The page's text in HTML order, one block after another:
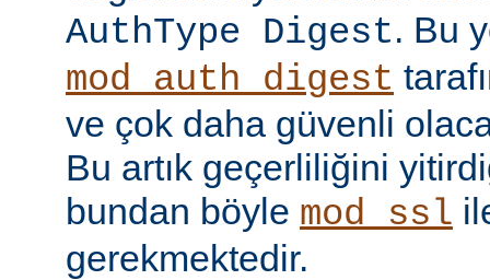
AuthType Digest. Bu
mod_auth_digest
ve çok daha güvenli
Bu artık geçerliliğini
bundan böyle mod_ssl
gerekmektedir.